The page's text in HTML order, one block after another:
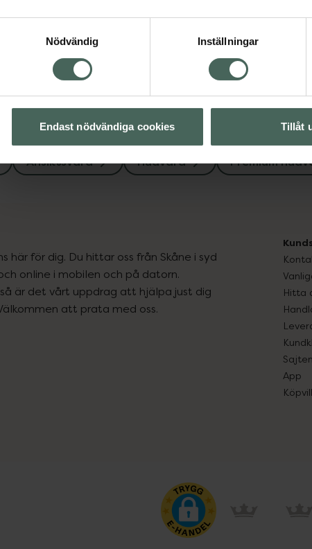
Nödvändig
Inställningar
Endast nödvändiga cookies Tillåt
Visa
inom
Ansiktsvård Hudvård Premium
här för dig. Du hittar oss från Skåne i syd
online i mobilen och på datorn.
är det vårt uppdrag att hjälpa just dig
att prata med oss.
Hitta
App